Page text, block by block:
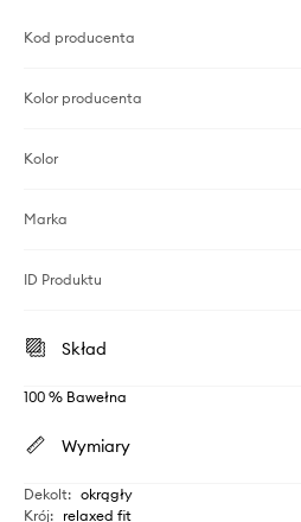
Kod producenta
Kolor producenta
Kolor
Marka
ID Produktu
Skład
100 % Bawełna
Wymiary
Dekolt: okrągły
Krój: relaxed fit